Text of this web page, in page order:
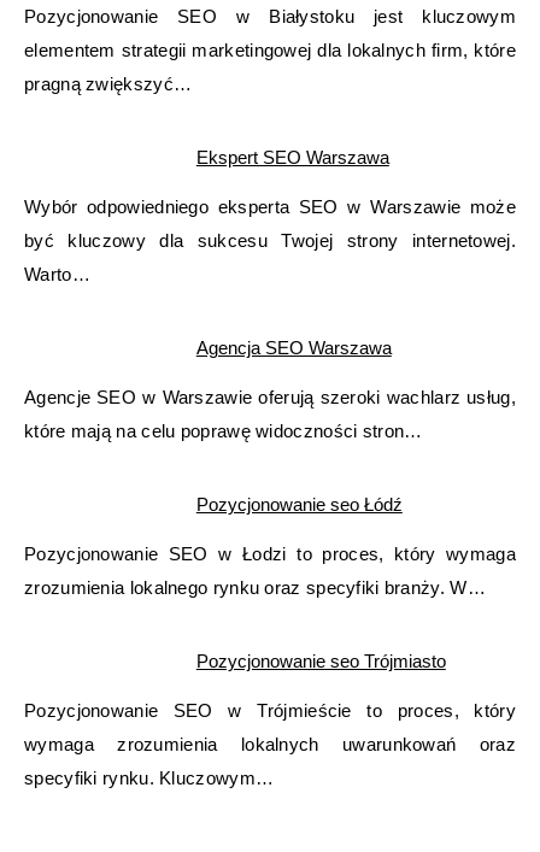
Pozycjonowanie SEO w Białystoku jest kluczowym
elementem strategii marketingowej dla lokalnych firm, które
pragną zwiększyć…
Ekspert SEO Warszawa
Wybór odpowiedniego eksperta SEO w Warszawie może
być kluczowy dla sukcesu Twojej strony internetowej.
Warto…
Agencja SEO Warszawa
Agencje SEO w Warszawie oferują szeroki wachlarz usług,
które mają na celu poprawę widoczności stron…
Pozycjonowanie seo Łódź
Pozycjonowanie SEO w Łodzi to proces, który wymaga
zrozumienia lokalnego rynku oraz specyfiki branży. W…
Pozycjonowanie seo Trójmiasto
Pozycjonowanie SEO w Trójmieście to proces, który
wymaga zrozumienia lokalnych uwarunkowań oraz
specyfiki rynku. Kluczowym…